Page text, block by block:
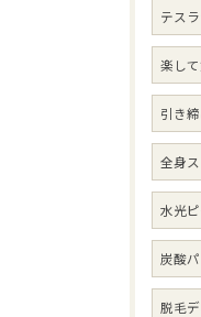
テス
楽し
引き
全身
水光
炭酸
脱毛